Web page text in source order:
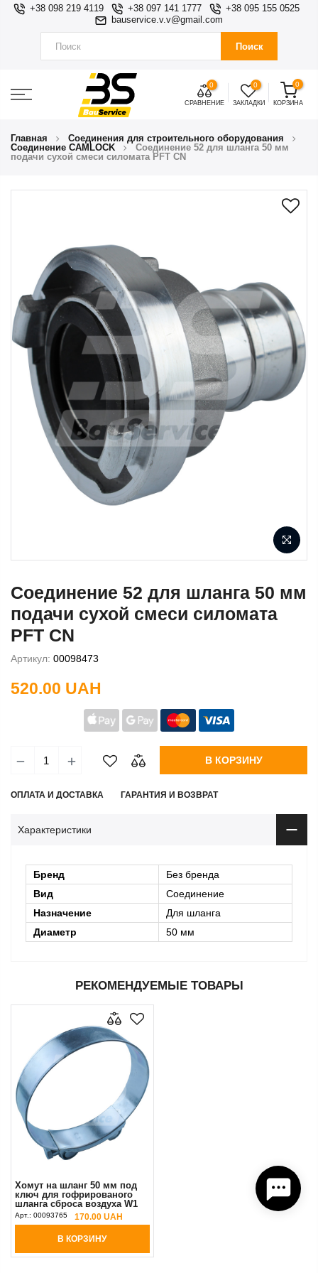
+38 098 219 4119 +38 097 141 1777
+38 095 155 0525
bauservice.v.v@gmail.com
Поиск
0
СРАВНЕНИЕ
0
ЗАКЛАДКИ
0
КОРЗИНА
Главная
Соединения для строительного оборудования
Соединение CAMLOCK
Соединение 52 для шланга 50 мм
подачи сухой смеси силомата PFT CN
Соединение 52 для шланга 50 мм
подачи сухой смеси силомата
PFT CN
Артикул: 00098473
520.00 UAH
В КОРЗИНУ
ОПЛАТА И ДОСТАВКА ГАРАНТИЯ И ВОЗВРАТ
Характеристики
Бренд
Без бренда
Вид
Соединение
Назначение
Для шланга
Диаметр
50 мм
РЕКОМЕНДУЕМЫЕ ТОВАРЫ
Хомут на шланг 50 мм под
ключ для гофрированого
шланга сброса воздуха W1
98/103 мм
Арт.: 00093765 170.00 UAH
В КОРЗИНУ